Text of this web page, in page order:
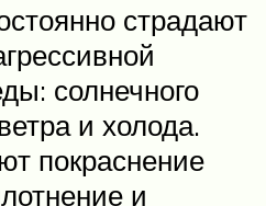
страдают
солнечного
и холода.
покраснение
и